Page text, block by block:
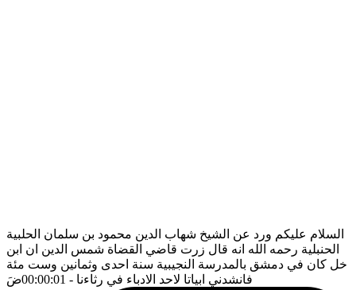
السلام عليكم ورد عن الشيخ شهاب الدين محمود بن سلمان الحلبية
الحنبلية رحمه الله انه قال زرت قاضي القضاة شمس الدين ان ابن
خل كان في دمشق بالمدرسة النجيبية سنة احدى وثمانين وست مئة
فانشدني ابياتا لاحد الادباء في رثاءنا - 00:00:01 ضَ